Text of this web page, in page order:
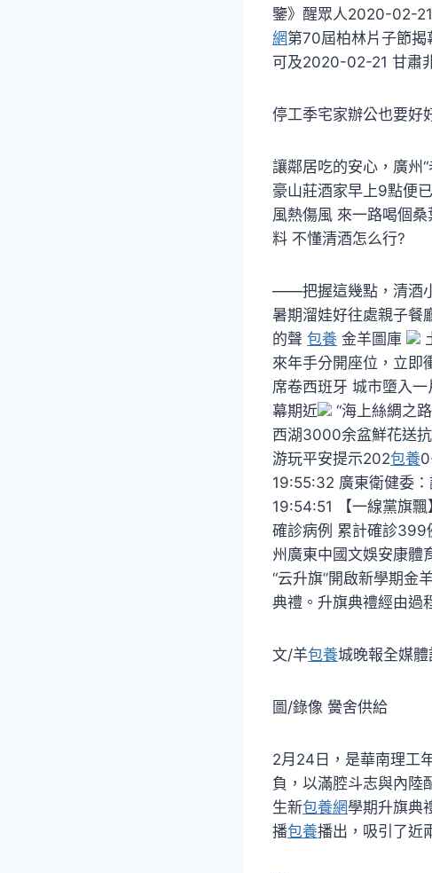
鑒》醒眾人2020-02-
網第70屆柏林片子節
可及2020-02-21 甘肅
停工季宅家辦公也要好
讓鄰居吃的安心，廣州
豪山莊酒家早上9點便
風熱傷風 來一路喝個
料 不懂清酒怎么行?
——把握這幾點，清酒
暑期溜娃好往處親子
的聲 包養 金羊圖庫
來年手分開座位，立即
席卷西班牙 城市墮入一
幕期近
“海上絲綢之
西湖3000余盆鮮花送
游玩平安提示202包養
19:55:32 廣東衛健委
19:54:51 【一線黨旗
確診病例 累計確診
州廣東中國文娛安康體
“云升旗”開啟新學期
典禮。升旗典禮經由過
文/羊包養城晚報全媒
圖/錄像 黌舍供給
2月24日，是華南理工
負，以滿腔斗志與內陸
生新包養網學期升旗典
播包養播出，吸引了近